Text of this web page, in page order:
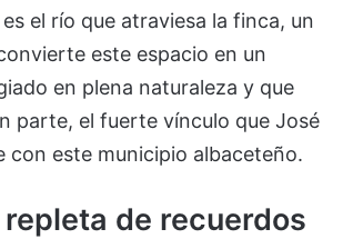
el río que atraviesa la finca, un
este espacio en un
en plena naturaleza y que
parte, el fuerte vínculo que José
con este municipio albaceteño.
de recuerdos